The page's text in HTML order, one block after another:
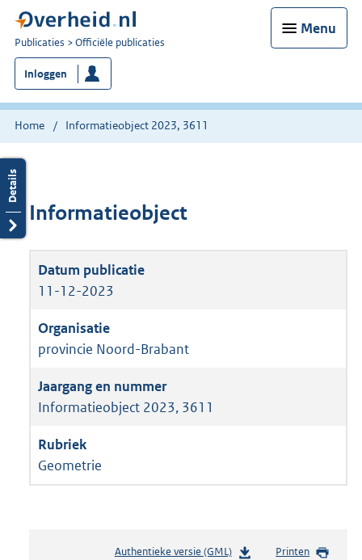
Menu
U
bent
nu
hier:
Publicaties Officiële publicaties
Inloggen
Home Informatieobject 2023, 3611
Informatieobject
11-12-2023
provincie Noord-Brabant
Informatieobject 2023, 3611
Geometrie
Authentieke versie (GML)b
Printen